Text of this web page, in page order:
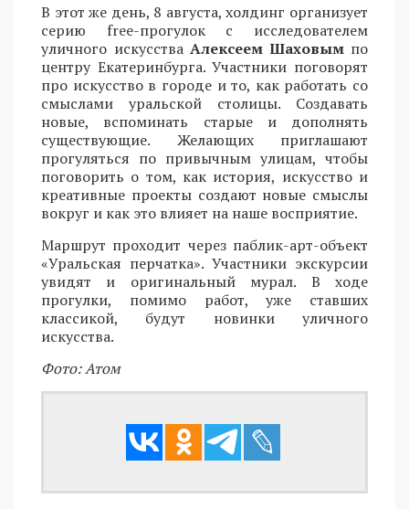
В этот же день, 8 августа, холдинг организует
серию free-прогулок с исследователем
уличного искусства Алексеем Шаховым по
центру Екатеринбурга. Участники поговорят
про искусство в городе и то, как работать со
смыслами уральской столицы. Создавать
новые, вспоминать старые и дополнять
существующие. Желающих приглашают
прогуляться по привычным улицам, чтобы
поговорить о том, как история, искусство и
креативные проекты создают новые смыслы
вокруг и как это влияет на наше восприятие.
Маршрут проходит через паблик-арт-объект
«Уральская перчатка». Участники экскурсии
увидят и оригинальный мурал. В ходе
прогулки, помимо работ, уже ставших
классикой, будут новинки уличного
искусства.
Фото: Атом